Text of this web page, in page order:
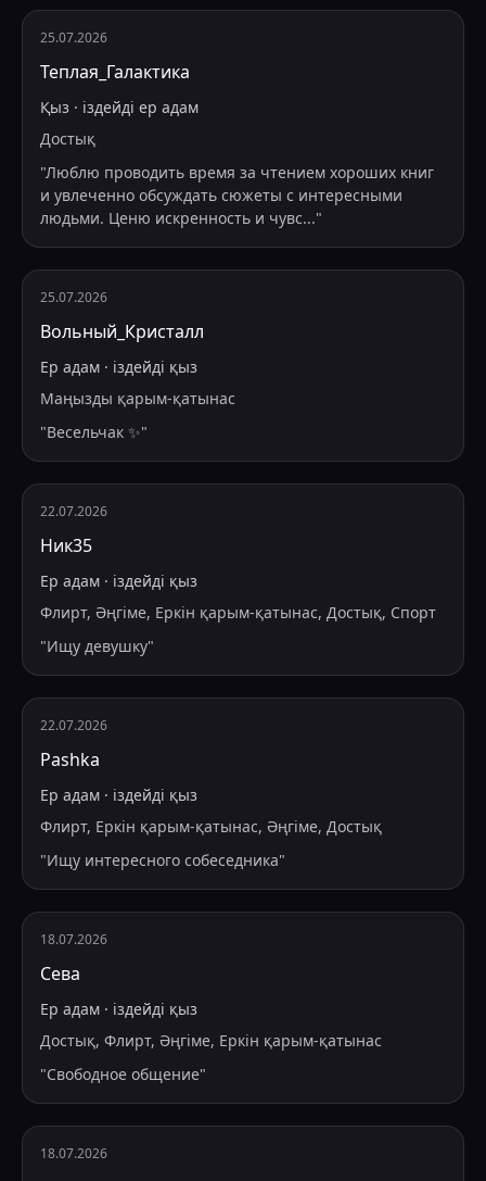
25.07.2026
Теплая_Галактика
Қыз · іздейді ер адам
Достық
"Люблю проводить время за чтением хороших книг
и увлеченно обсуждать сюжеты с интересными
людьми. Ценю искренность и чувс..."
25.07.2026
Вольный_Кристалл
Ер адам · іздейді қыз
Маңызды қарым-қатынас
"Весельчак ✨"
22.07.2026
Ник35
Ер адам · іздейді қыз
Флирт, Әңгіме, Еркін қарым-қатынас, Достық, Спорт
"Ищу девушку"
22.07.2026
Pashka
Ер адам · іздейді қыз
Флирт, Еркін қарым-қатынас, Әңгіме, Достық
"Ищу интересного собеседника"
18.07.2026
Сева
Ер адам · іздейді қыз
Достық, Флирт, Әңгіме, Еркін қарым-қатынас
"Свободное общение"
18.07.2026